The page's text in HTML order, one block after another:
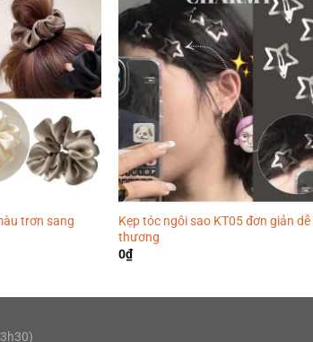
trơn sang
Kẹp tóc ngôi sao KT05 đơn giản dễ
thương
0₫